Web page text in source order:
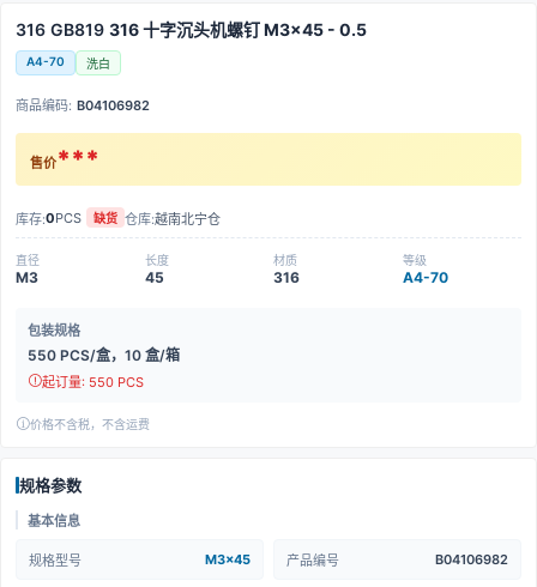
316 GB819 316 十字沉头机螺钉 M3x45 - 0.5
A4-70 洗白
商品编码: B04106982
售价***
库存:0PCS 缺货 仓库:越南北宁仓
直径
M3
长度
45
材质
316
等级
A4-70
包装规格
550 PCS/盒，10 盒/箱
起订量: 550 PCS
价格不含税，不含运费
规格参数
基本信息
规格型号 M3x45 产品编号 B04106982